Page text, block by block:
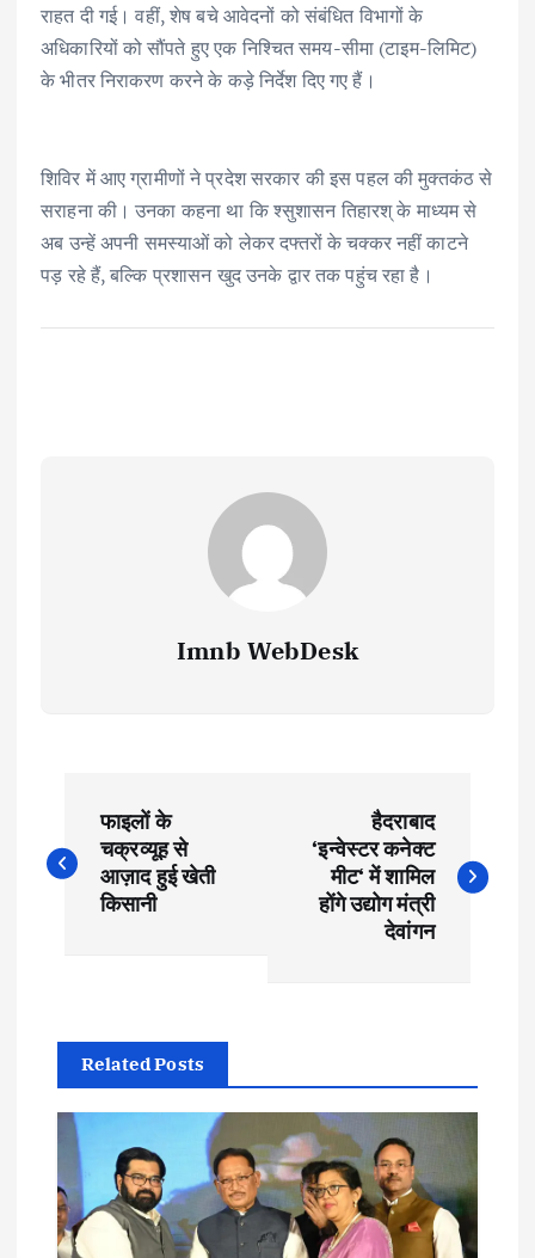
राहत दी गई। वहीं, शेष बचे आवेदनों को संबंधित विभागों के
अधिकारियों को सौंपते हुए एक निश्चित समय-सीमा (टाइम-लिमिट)
के भीतर निराकरण करने के कड़े निर्देश दिए गए हैं।
शिविर में आए ग्रामीणों ने प्रदेश सरकार की इस पहल की मुक्तकंठ से
सराहना की। उनका कहना था कि श्सुशासन तिहारश् के माध्यम से
अब उन्हें अपनी समस्याओं को लेकर दफ्तरों के चक्कर नहीं काटने
पड़ रहे हैं, बल्कि प्रशासन खुद उनके द्वार तक पहुंच रहा है।
Imnb WebDesk
o
n
a
फाइलों के
चक्रव्यूह से
आज़ाद हुई खेती
किसानी
हैदराबाद
‘इन्वेस्टर कनेक्ट
मीट‘ में शामिल
होंगे उद्योग मंत्री
देवांगन
Related Posts